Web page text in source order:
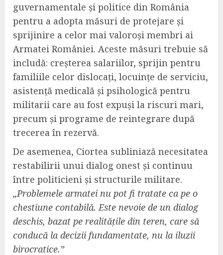
guvernamentale și politice din România
pentru a adopta măsuri de protejare și
sprijinire a celor mai valoroși membri ai
Armatei României. Aceste măsuri trebuie să
includă: creșterea salariilor, sprijin pentru
familiile celor dislocați, locuințe de serviciu,
asistență medicală și psihologică pentru
militarii care au fost expuși la riscuri mari,
precum și programe de reintegrare după
trecerea în rezervă.
De asemenea, Ciortea subliniază necesitatea
restabilirii unui dialog onest și continuu
între politicieni și structurile militare.
„Problemele armatei nu pot fi tratate ca pe o
chestiune contabilă. Este nevoie de un dialog
deschis, bazat pe realitățile din teren, care să
conducă la decizii fundamentate, nu la iluzii
birocratice.”